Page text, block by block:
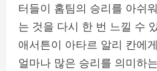
터들이 홈팀의 승리를 아쉬
는 것을 다시 한 번 느낄 수
애서튼이 아타르 알리 칸에
얼마나 많은 승리를 의미하